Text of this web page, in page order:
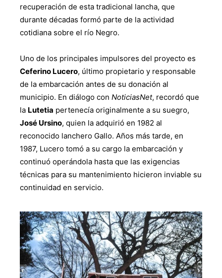
recuperación de esta tradicional lancha, que
durante décadas formó parte de la actividad
cotidiana sobre el río Negro.
Uno de los principales impulsores del proyecto es
Ceferino Lucero, último propietario y responsable
de la embarcación antes de su donación al
municipio. En diálogo con NoticiasNet, recordó que
la Lutetia pertenecía originalmente a su suegro,
José Ursino, quien la adquirió en 1982 al
reconocido lanchero Gallo. Años más tarde, en
1987, Lucero tomó a su cargo la embarcación y
continuó operándola hasta que las exigencias
técnicas para su mantenimiento hicieron inviable su
continuidad en servicio.